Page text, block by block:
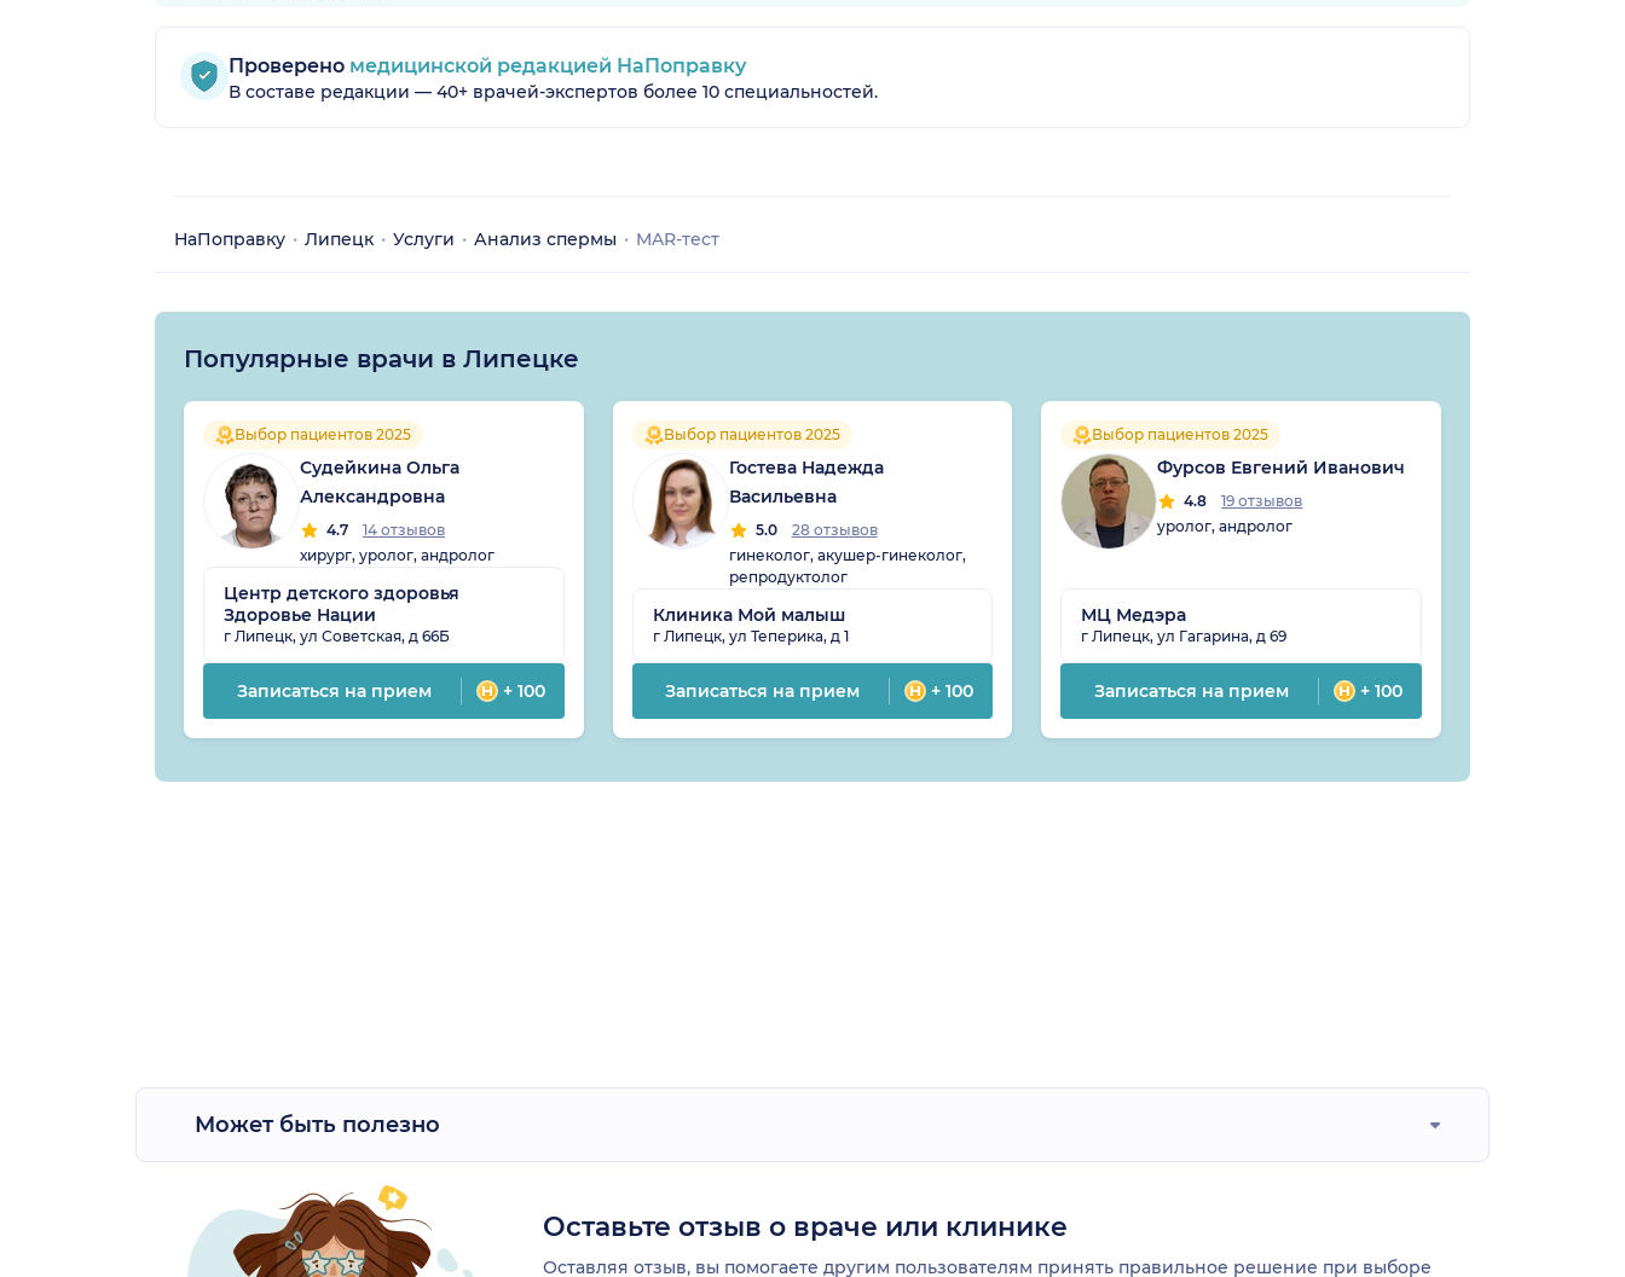
Проверено медицинской редакцией НаПоправку
В составе редакции — 40+ врачей-экспертов более 10 специальностей.
НаПоправку Липецк Услуги Анализ спермы MAR-тест
Популярные врачи в Липецке
Выбор пациентов 2025
Судейкина Ольга
Александровна
4.7
14 отзывов
хирург, уролог, андролог
Центр детского здоровья
Здоровье Нации
г Липецк, ул Советская, д 66Б
Записаться на прием + 100
Выбор пациентов 2025
Гостева Надежда
Васильевна
5.0
28 отзывов
гинеколог, акушер-гинеколог,
репродуктолог
Клиника Мой малыш
г Липецк, ул Теперика, д 1
Записаться на прием + 100
Выбор пациентов 2025
Фурсов Евгений Иванович
4.8
19 отзывов
уролог, андролог
МЦ Медэра
г Липецк, ул Гагарина, д 69
Записаться на прием + 100
Может быть полезно
Оставьте отзыв о враче или клинике
Оставляя отзыв, вы помогаете другим пользователям принять правильное решение при выборе